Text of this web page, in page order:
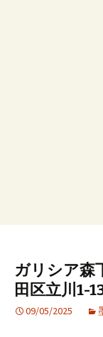
ガリシア森
田区立川1-
09/05/2025